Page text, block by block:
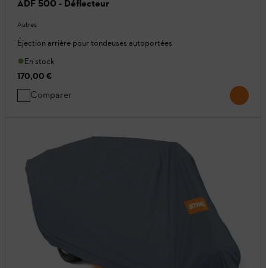
ADF 500 - Déflecteur
Autres
Éjection arrière pour tondeuses autoportées
En stock
170,00 €
Comparer